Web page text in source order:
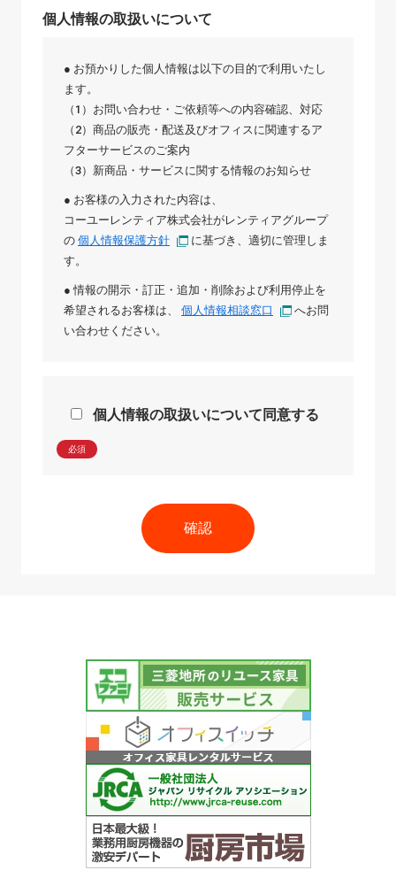
個人情報の取扱いについて
● お預かりした個人情報は以下の目的で利用いたし
ます。
（1）お問い合わせ・ご依頼等への内容確認、対応
（2）商品の販売・配送及びオフィスに関連するア
フターサービスのご案内
（3）新商品・サービスに関する情報のお知らせ
● お客様の入力された内容は、
コーユーレンティア株式会社がレンティアグループ
の 個人情報保護方針
に基づき、適切に管理しま
す。
● 情報の開示・訂正・追加・削除および利用停止を
希望されるお客様は、 個人情報相談窓口
へお問
い合わせください。
個人情報の取扱いについて同意する
必須